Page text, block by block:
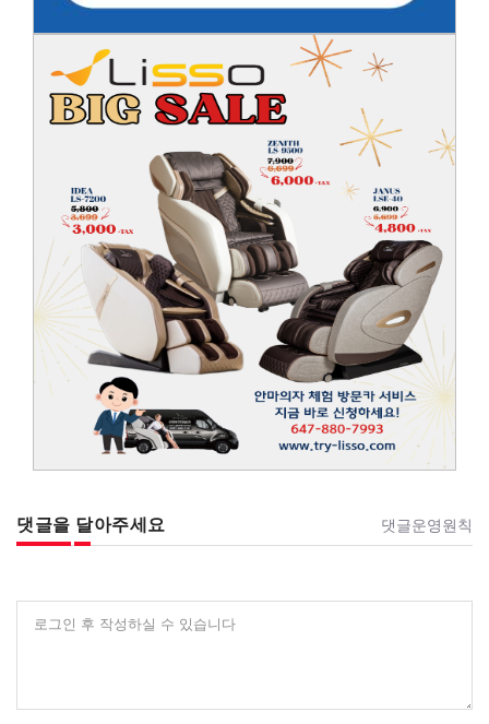
댓글을 달아주세요 댓글운영원칙
로그인 후 작성하실 수 있습니다